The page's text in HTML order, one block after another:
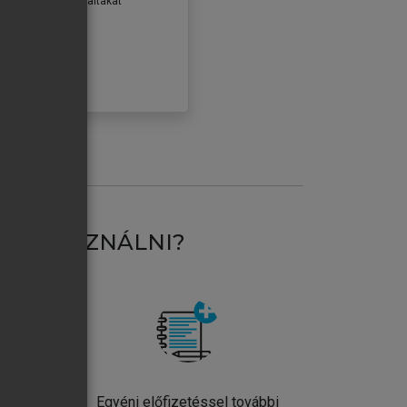
HASZNÁLNI?
Egyéni előfizetéssel további